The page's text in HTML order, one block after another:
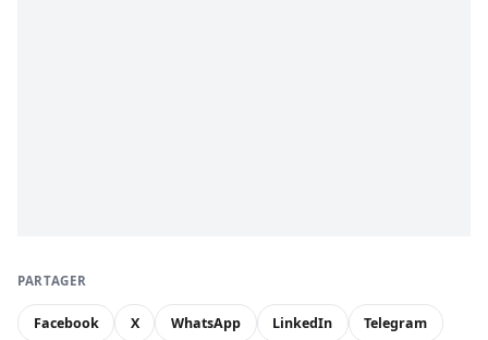
PARTAGER
Facebook X WhatsApp LinkedIn Telegram